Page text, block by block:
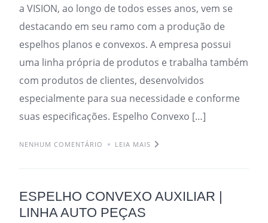
a VISION, ao longo de todos esses anos, vem se
destacando em seu ramo com a produção de
espelhos planos e convexos. A empresa possui
uma linha própria de produtos e trabalha também
com produtos de clientes, desenvolvidos
especialmente para sua necessidade e conforme
suas especificações. Espelho Convexo […]
NENHUM COMENTÁRIO LEIA MAIS
ESPELHO CONVEXO AUXILIAR |
LINHA AUTO PEÇAS